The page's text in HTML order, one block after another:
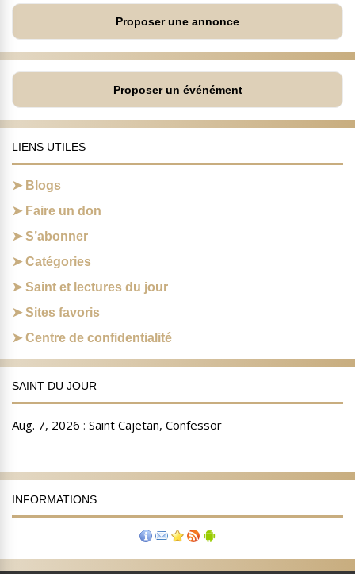
Proposer une annonce
Proposer un événément
LIENS UTILES
Blogs
Faire un don
S’abonner
Catégories
Saint et lectures du jour
Sites favoris
Centre de confidentialité
SAINT DU JOUR
INFORMATIONS